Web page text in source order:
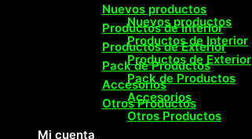
Nuevos productos
Productos de Interior
Productos de Exterior
Pack de Productos
Accesorios
Otros Productos
Nuevos productos
Productos de Interior
Productos de Exterior
Pack de Productos
Accesorios
Otros Productos
Mi cuenta